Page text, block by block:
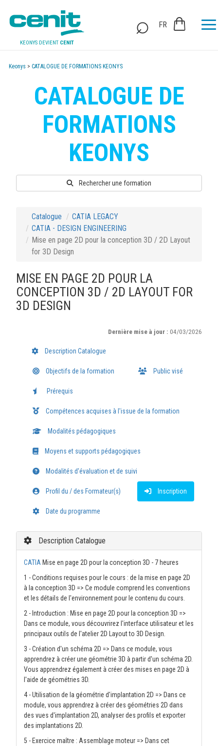
KEONYS DEVIENT CENIT
FR
Keonys > CATALOGUE DE FORMATIONS KEONYS
CATALOGUE DE
FORMATIONS
KEONYS
Rechercher une formation
Catalogue
CATIA LEGACY
CATIA - DESIGN ENGINEERING
Mise en page 2D pour la conception 3D / 2D Layout
for 3D Design
MISE EN PAGE 2D POUR LA
CONCEPTION 3D / 2D LAYOUT FOR
3D DESIGN
Dernière mise à jour :04/03/2026
Description Catalogue
Objectifs de la formation Public visé
Prérequis
Compétences acquises à l'issue de la formation
Modalités pédagogiques
Moyens et supports pédagogiques
Modalités d'évaluation et de suivi
Profil du / des Formateur(s) Inscription
Date du programme
Description Catalogue
CATIA Mise en page 2D pour la conception 3D - 7 heures
1 - Conditions requises pour le cours : de la mise en page 2D
à la conception 3D => Ce module comprend les conventions
et les détails de l'environnement pour le contenu du cours.
2 - Introduction : Mise en page 2D pour la conception 3D =>
Dans ce module, vous découvrirez l'interface utilisateur et les
principaux outils de l'atelier 2D Layout to 3D Design.
3 - Création d'un schéma 2D => Dans ce module, vous
apprendrez à créer une géométrie 3D à partir d'un schéma 2D.
Vous apprendrez également à créer des mises en page 2D à
l'aide de géométries 3D.
4 - Utilisation de la géométrie d'implantation 2D => Dans ce
module, vous apprendrez à créer des géométries 2D dans
des vues d'implantation 2D, analyser des profils et exporter
des implantations 2D.
5 - Exercice maître : Assemblage moteur => Dans cet